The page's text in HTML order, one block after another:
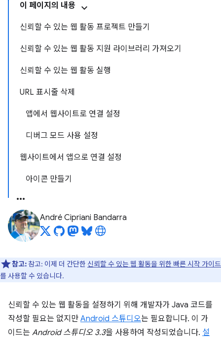
이 페이지의 내용
신뢰할 수 있는 웹 활동 프로젝트 만들기
신뢰할 수 있는 웹 활동 지원 라이브러리 가져오기
신뢰할 수 있는 웹 활동 실행
URL 표시줄 삭제
앱에서 웹사이트로 연결 설정
디버그 모드 사용 설정
웹사이트에서 앱으로 연결 설정
아이콘 만들기
André Cipriani Bandarra
참고: 참고: 이제 더 간단한 신뢰할 수 있는 웹 활동을 위한 빠른 시작 가이드
를 사용할 수 있습니다.
신뢰할 수 있는 웹 활동을 설정하기 위해 개발자가 Java 코드를
작성할 필요는 없지만 Android 스튜디오는 필요합니다. 이 가
이드는 Android 스튜디오 3.3을 사용하여 작성되었습니다. 설